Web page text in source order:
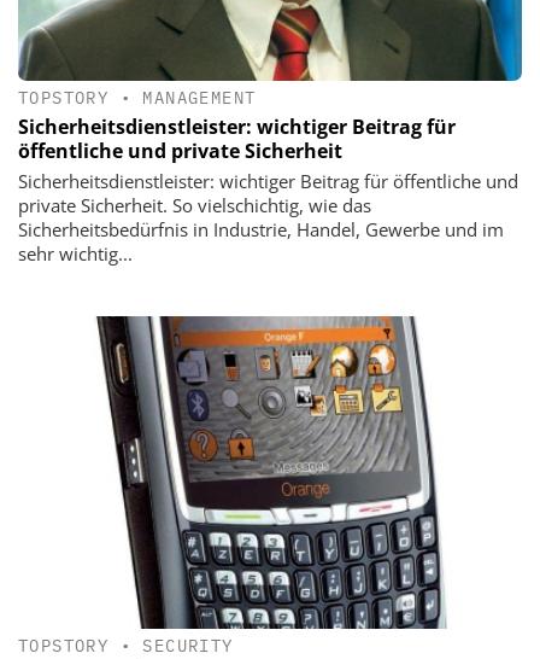
TOPSTORY • MANAGEMENT
Sicherheitsdienstleister: wichtiger Beitrag für
öffentliche und private Sicherheit
Sicherheitsdienstleister: wichtiger Beitrag für öffentliche und
private Sicherheit. So vielschichtig, wie das
Sicherheitsbedürfnis in Industrie, Handel, Gewerbe und im
sehr wichtig...
TOPSTORY • SECURITY